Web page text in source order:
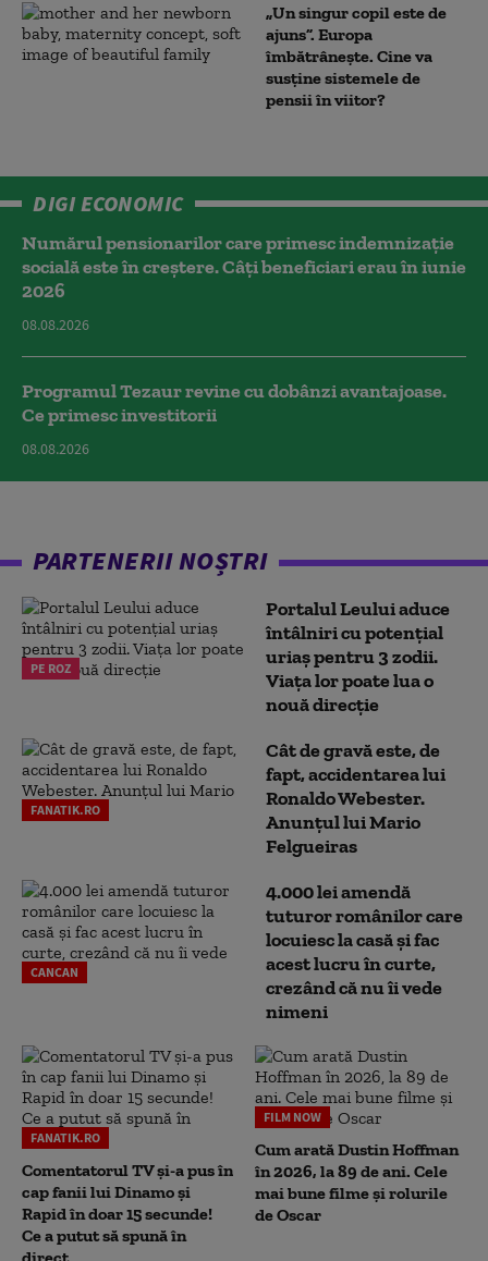
„Un singur copil este de
ajuns”. Europa
îmbătrânește. Cine va
susține sistemele de
pensii în viitor?
DIGI ECONOMIC
Numărul pensionarilor care primesc indemnizaţie
socială este în creștere. Câți beneficiari erau în iunie
2026
08.08.2026
Programul Tezaur revine cu dobânzi avantajoase.
Ce primesc investitorii
08.08.2026
PARTENERII NOȘTRI
PE ROZ
Portalul Leului aduce
întâlniri cu potențial
uriaș pentru 3 zodii.
Viața lor poate lua o
nouă direcție
FANATIK.RO
Cât de gravă este, de
fapt, accidentarea lui
Ronaldo Webester.
Anunțul lui Mario
Felgueiras
CANCAN
4.000 lei amendă
tuturor românilor care
locuiesc la casă și fac
acest lucru în curte,
crezând că nu îi vede
nimeni
FANATIK.RO
Comentatorul TV și-a pus în
cap fanii lui Dinamo și
Rapid în doar 15 secunde!
Ce a putut să spună în
direct
FILM NOW
Cum arată Dustin Hoffman
în 2026, la 89 de ani. Cele
mai bune filme și rolurile
de Oscar